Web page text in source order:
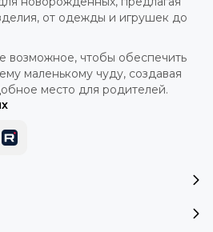
от одежды и игрушек до
возможное, чтобы обеспечить
маленькому чуду, создавая
место для родителей.